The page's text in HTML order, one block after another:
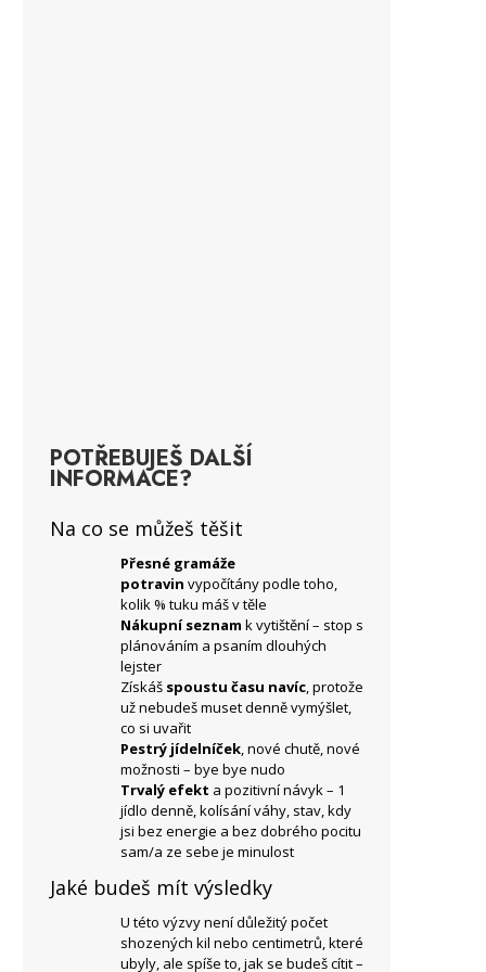
POTŘEBUJEŠ DALŠÍ
INFORMACE?
Na co se můžeš těšit
Přesné gramáže
potravin vypočítány podle toho,
kolik % tuku máš v těle
Nákupní seznam k vytištění – stop s
plánováním a psaním dlouhých
lejster
Získáš spoustu času navíc, protože
už nebudeš muset denně vymýšlet,
co si uvařit
Pestrý jídelníček, nové chutě, nové
možnosti – bye bye nudo
Trvalý efekt a pozitivní návyk – 1
jídlo denně, kolísání váhy, stav, kdy
jsi bez energie a bez dobrého pocitu
sam/a ze sebe je minulost
Jaké budeš mít výsledky
U této výzvy není důležitý počet
shozených kil nebo centimetrů, které
ubyly, ale spíše to, jak se budeš cítit –